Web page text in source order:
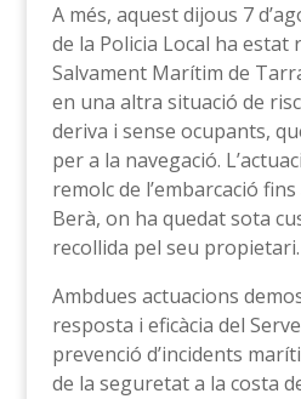
A més, aquest dijous 7
de la Policia Local ha estat
Salvament Marítim de
en una altra situació de
deriva i sense ocupants,
per a la navegació.
remolc de l’embarcació
Berà, on ha quedat sota
recollida pel seu propietari.
Ambdues actuacions
resposta i eficàcia del
prevenció d’incidents
de la seguretat a la costa